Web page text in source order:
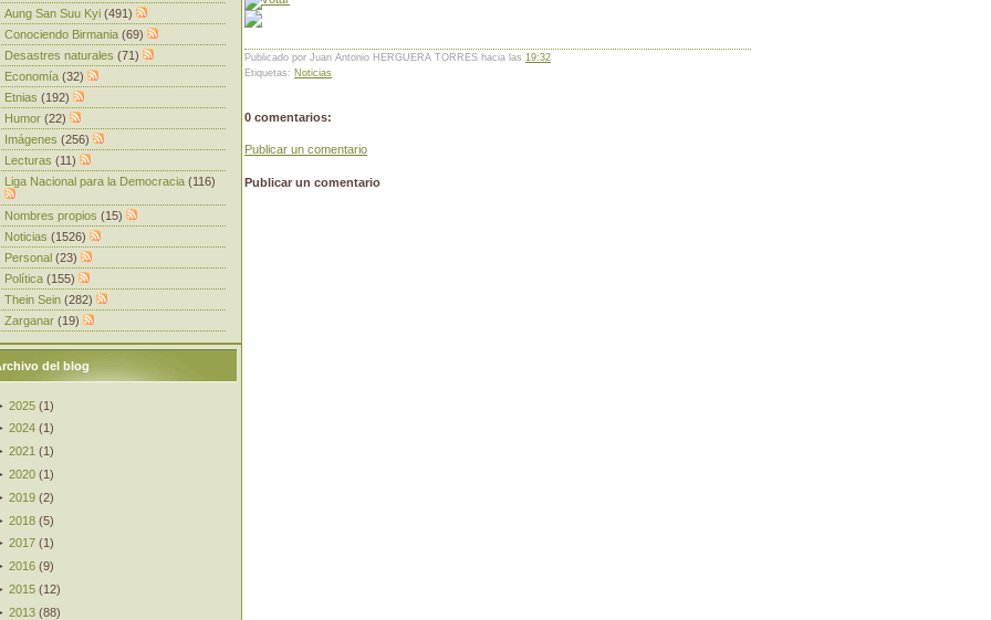
Publicado por Juan Antonio HERGUERA TORRES hacia las 19:32
Etiquetas: Noticias
0 comentarios:
Publicar un comentario
Publicar un comentario
Aung San Suu Kyi (491)
Conociendo Birmania (69)
Desastres naturales (71)
Economía (32)
Etnias (192)
Humor (22)
Imágenes (256)
Lecturas (11)
Liga Nacional para la Democracia (116)
Nombres propios (15)
Noticias (1526)
Personal (23)
Política (155)
Thein Sein (282)
Zarganar (19)
del blog
2025 (1)
2024 (1 )
2021 (1)
2020 (1)
2019 (2)
2018 (5)
2017 (1 )
2016 (9)
2015 (12)
2013 (88)